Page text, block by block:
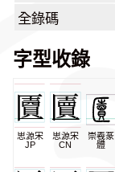
全錄碼
字型收錄
思源宋
JP
思源宋
CN
崇羲篆
體